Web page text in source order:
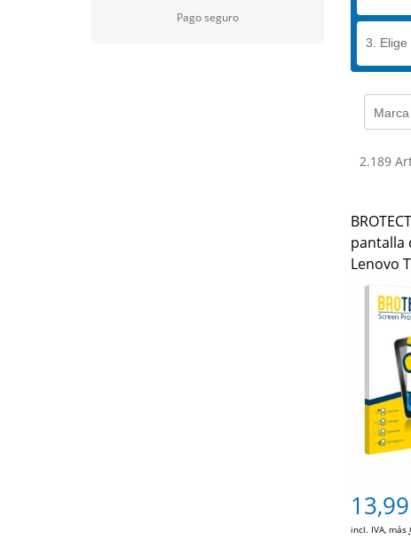
Pago seguro
3. Elige
Marca
2.189
pantalla
Lenovo
incl. IVA, más